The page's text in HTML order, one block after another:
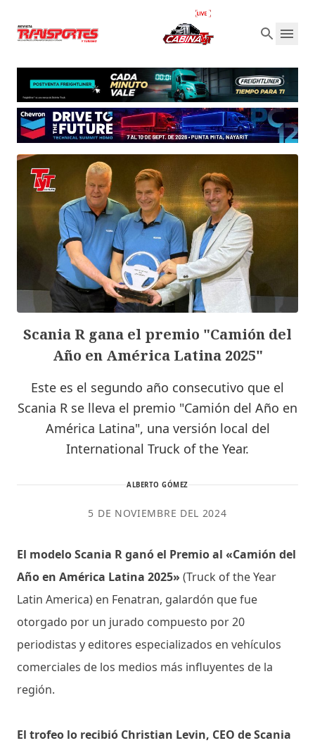
Scania R gana el premio "Camión del
Año en América Latina 2025"
Este es el segundo año consecutivo que el
Scania R se lleva el premio "Camión del Año en
América Latina", una versión local del
International Truck of the Year.
ALBERTO GÓMEZ
5 DE NOVIEMBRE DEL 2024
El modelo Scania R ganó el Premio al «Camión del
Año en América Latina 2025» (Truck of the Year
Latin America) en Fenatran, galardón que fue
otorgado por un jurado compuesto por 20
periodistas y editores especializados en vehículos
comerciales de los medios más influyentes de la
región.
El trofeo lo recibió Christian Levin, CEO de Scania